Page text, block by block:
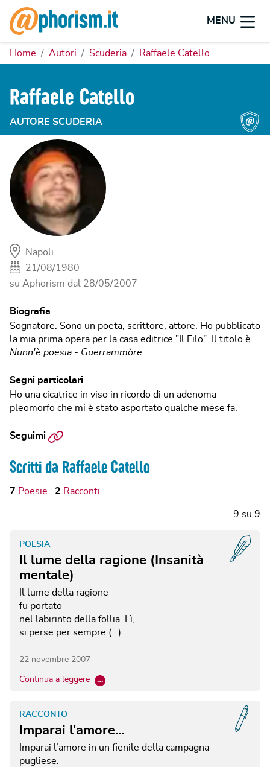
MENU
Home Autori Scuderia Raffaele Catello
Raffaele Catello
AUTORE SCUDERIA
Napoli
21/08/1980
su Aphorism dal 28/05/2007
Biografia
Sognatore. Sono un poeta, scrittore, attore. Ho pubblicato
la mia prima opera per la casa editrice "Il Filo". Il titolo è
Nunn'è poesia - Guerrammòre
Segni particolari
Ho una cicatrice in viso in ricordo di un adenoma
pleomorfo che mi è stato asportato qualche mese fa.
Seguimi Sito
Scritti da Raffaele Catello
7 Poesie 2 Racconti
9 su 9
Il lume della ragione (Insanità
mentale)
POESIA
Il lume della ragione
fu portato
nel labirinto della follia. Lì,
si perse per sempre.(…)
22 novembre 2007
Continua a leggere …
Imparai l'amore...
RACCONTO
Imparai l’amore in un fienile della campagna
pugliese.